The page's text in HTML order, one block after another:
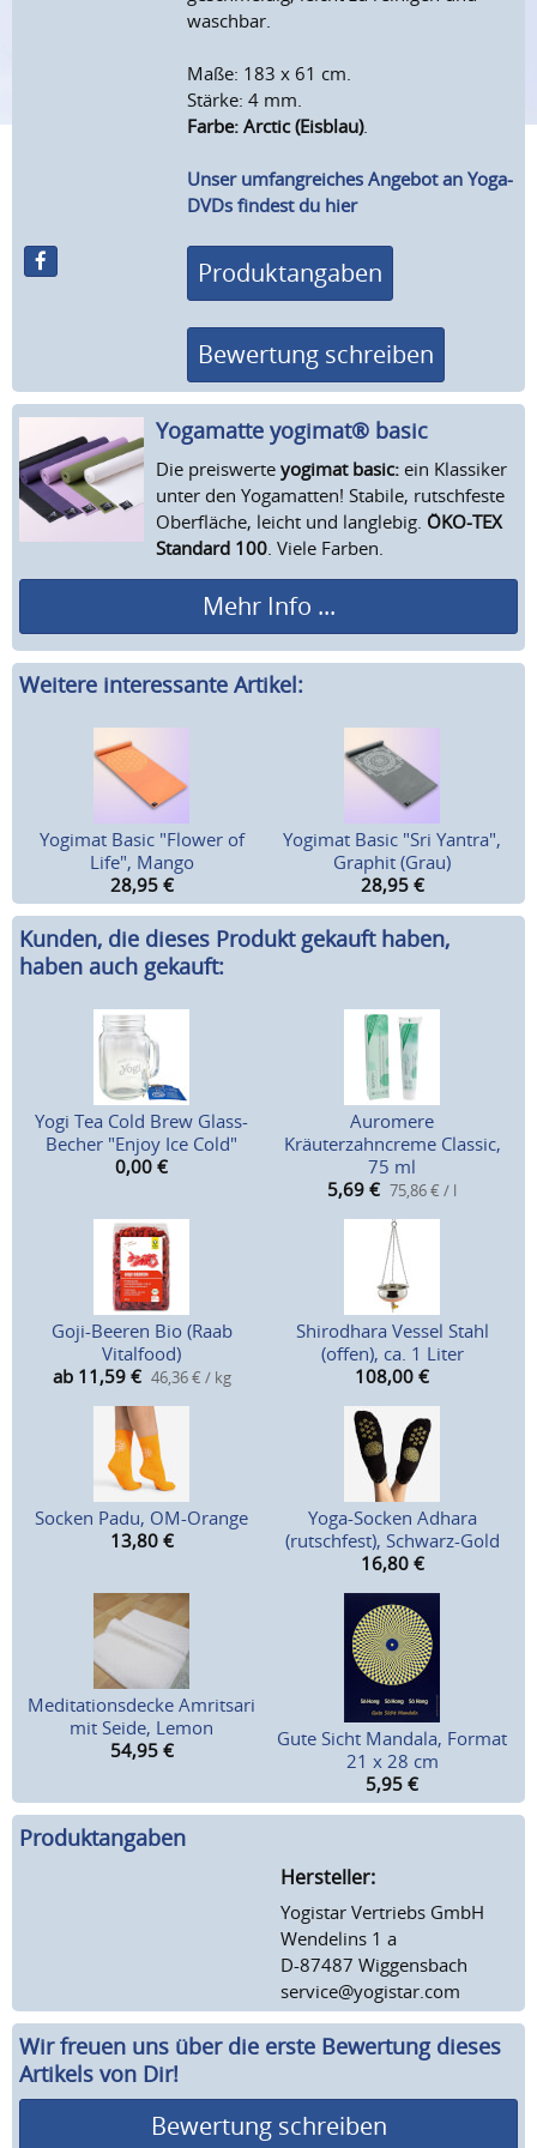
waschbar.
Maße: 183 x 61 cm.
Stärke: 4 mm.
Farbe: Arctic (Eisblau).
Unser umfangreiches Angebot an Yoga-
DVDs findest du hier
Produktangaben
Bewertung schreiben
Yogamatte yogimat® basic
Die preiswerte yogimat basic: ein Klassiker
unter den Yogamatten! Stabile, rutschfeste
Oberfläche, leicht und langlebig. ÖKO-TEX
Standard 100 . Viele Farben.
Mehr Info ...
Weitere interessante Artikel:
Yogimat Basic "Flower of
Life", Mango
28,95 €
Yogimat Basic "Sri Yantra",
Graphit (Grau)
28,95 €
Kunden, die dieses Produkt gekauft haben,
haben auch gekauft:
Yogi Tea Cold Brew Glass-
Becher "Enjoy Ice Cold"
0,00 €
Auromere
Kräuterzahncreme Classic,
75 ml
5,69 € 75,86 € / l
Goji-Beeren Bio (Raab
Vitalfood)
ab 11,59 € 46,36 € / kg
Shirodhara Vessel Stahl
(offen), ca. 1 Liter
108,00 €
Socken Padu, OM-Orange
13,80 €
Yoga-Socken Adhara
(rutschfest), Schwarz-Gold
16,80 €
Meditationsdecke Amritsari
mit Seide, Lemon
54,95 €
Gute Sicht Mandala, Format
21 x 28 cm
5,95 €
Produktangaben
Hersteller:
Yogistar Vertriebs GmbH
Wendelins 1 a
D-87487 Wiggensbach
service@yogistar.com
Wir freuen uns über die erste Bewertung dieses
Artikels von Dir!
Bewertung schreiben